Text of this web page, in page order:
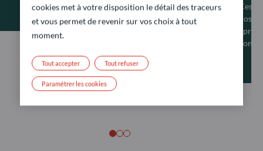
Ces
nos
cookies met à votre disposition le détail des traceurs
et vous permet de revenir sur vos choix à tout
moment.
Tout refuser
Tout accepter
Paramétrer les cookies